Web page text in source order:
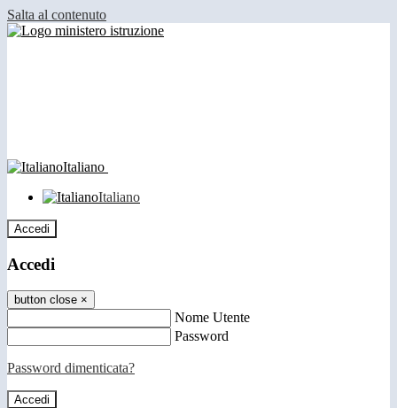
Salta al contenuto
Italiano
Italiano
Accedi
Accedi
button close ×
Nome Utente
Password
Password dimenticata?